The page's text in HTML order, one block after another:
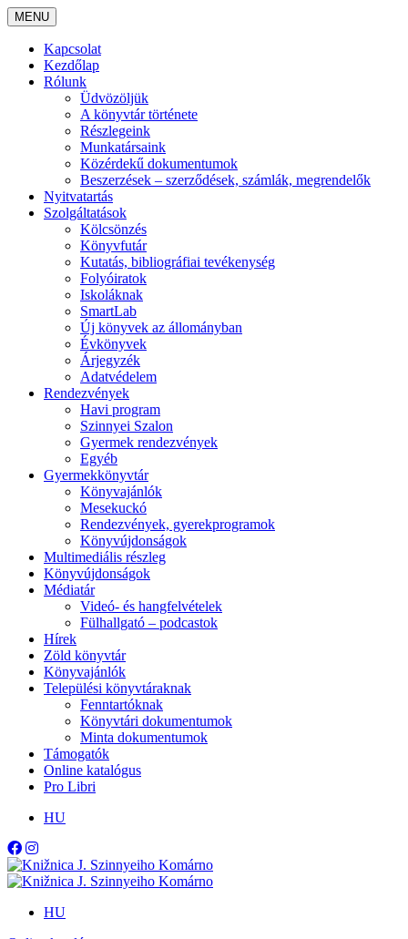
MENU
Kapcsolat
Kezdőlap
Rólunk
Üdvözöljük
A könyvtár története
Részlegeink
Munkatársaink
Közérdekű dokumentumok
Beszerzések – szerződések, számlák, megrendelők
Nyitvatartás
Szolgáltatások
Kölcsönzés
Könyvfutár
Kutatás, bibliográfiai tevékenység
Folyóiratok
Iskoláknak
SmartLab
Új könyvek az állományban
Évkönyvek
Árjegyzék
Adatvédelem
Rendezvények
Havi program
Szinnyei Szalon
Gyermek rendezvények
Egyéb
Gyermekkönyvtár
Könyvajánlók
Mesekuckó
Rendezvények, gyerekprogramok
Könyvújdonságok
Multimediális részleg
Könyvújdonságok
Médiatár
Videó- és hangfelvételek
Fülhallgató – podcastok
Hírek
Zöld könyvtár
Könyvajánlók
Települési könyvtáraknak
Fenntartóknak
Könyvtári dokumentumok
Minta dokumentumok
Támogatók
Online katalógus
Pro Libri
HU
HU